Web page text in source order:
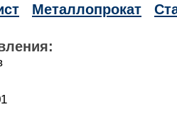
Металлопрокат